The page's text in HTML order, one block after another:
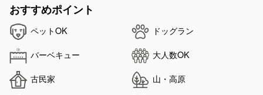
おすすめポイント
ペットOK
ドッグラン
バーベキュー
大人数OK
古民家
山・高原